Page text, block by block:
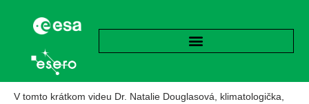
V tomto krátkom videu Dr. Natalie Douglasová, klimatologička,